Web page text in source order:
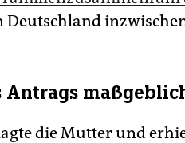
Deutschland
Antrags
die Mutter und